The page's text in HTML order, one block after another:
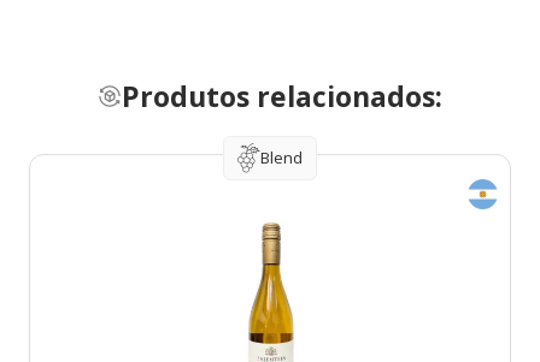
Produtos relacionados:
Blend